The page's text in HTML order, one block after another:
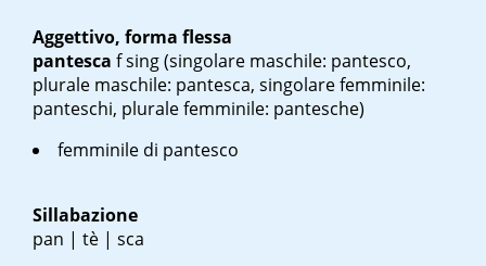
Aggettivo, forma flessa
pantesca f sing(singolare maschile: pantesco,
plurale maschile: pantesca, singolare femminile:
panteschi, plurale femminile: pantesche)
femminile di pantesco
Sillabazione
pan | tè | sca